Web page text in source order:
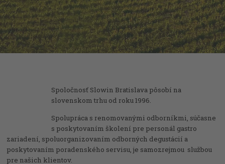
Spoločnosť Slowin Bratislava pôsobí na
slovenskom trhu od roku 1996.
Spolupráca s renomovanými odborníkmi, súčasne
s poskytovaním školení pre personál gastro
zariadení, spoluorganizovaním odborných degustácií a
poskytovaním poradenského servisu, je samozrejmou službou
pre našich klientov.